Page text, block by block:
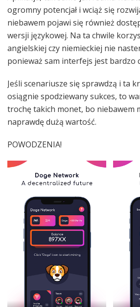
ogromny potencjał i wciąż się
niebawem pojawi się również
wersji językowej. Na ta chwile
angielskiej czy niemieckiej nie
ponieważ sam interfejs jest bardzo
Jeśli scenariusze się sprawdzą i ta
osiągnie spodziewany sukces, to
trochę takich monet, bo niebawem
naprawdę dużą wartość.
POWODZENIA!